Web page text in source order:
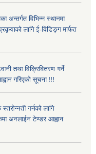
विभिन्न स्थानमा
लागि ई-विडिङ्ग मार्फत
तथा विक्रिवितरण गर्ने
गरिएको सूचना !!!
गर्नको लागि
अनलाईन टेण्डर आह्वान